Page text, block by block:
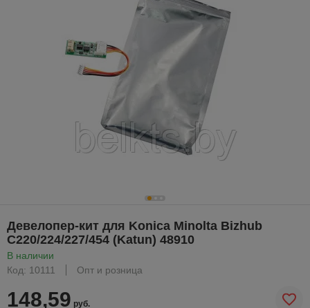
Девелопер-кит для Konica Minolta Bizhub
C220/224/227/454 (Katun) 48910
В наличии
Код: 10111
Опт и розница
148,59 руб.